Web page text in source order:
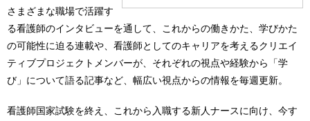
さまざまな職場で活躍す
る看護師のインタビューを通して、これからの働きかた、学びかた
の可能性に迫る連載や、看護師としてのキャリアを考えるクリエイ
ティブプロジェクトメンバーが、それぞれの視点や経験から「学
び」について語る記事など、幅広い視点からの情報を毎週更新。
看護師国家試験を終え、これから入職する新人ナースに向け、今す